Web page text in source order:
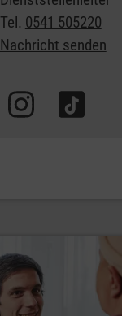
Tel. 0541 505220
Nachricht senden